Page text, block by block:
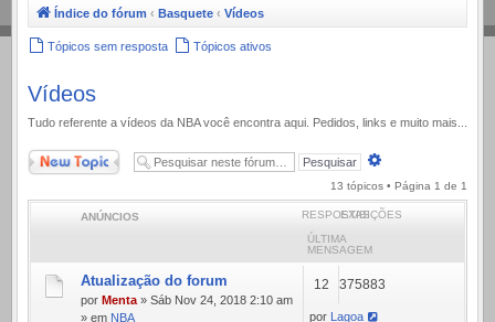
Índice do fórum ‹ Basquete ‹ Vídeos
Tópicos sem resposta Tópicos ativos
Vídeos
Tudo referente a ví­deos da NBA você encontra aqui. Pedidos, links e muito mais...
Novo Tópico
13 tópicos • Página 1 de 1
ANÚNCIOS RESPOSTASEXIBIÇÕES
ÚLTIMA
MENSAGEM
Atualização do forum
por Menta » Sáb Nov 24, 2018 2:10 am
» em NBA
12 375883
por Lagoa